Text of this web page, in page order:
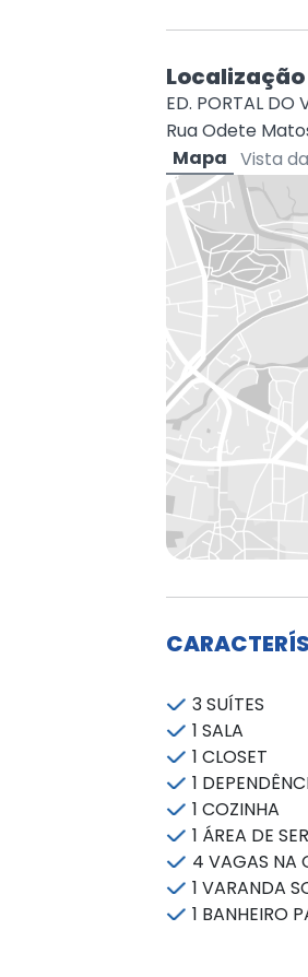
Localização
ED. PORTAL DO
Rua Odete
3 SUÍTES
1 SALA
1 CLOSET
1
1 COZINHA
1 ÁREA DE
4 VAGAS NA
1 VARANDA
1 BANHEIRO